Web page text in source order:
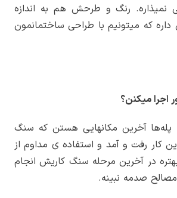
نمیذاره. رنگ و طرحش هم به اندازه
داره که میتونیم با طراحی ساختمان­مون
اجرا میکنن؟
پله­‌ها آخرین مکانهایی هستن که سنگ
کار رفت و آمد و استفاده­ ی مداوم از
در آخرین مرحله سنگ کاریش انجام
صدمه نبینه.